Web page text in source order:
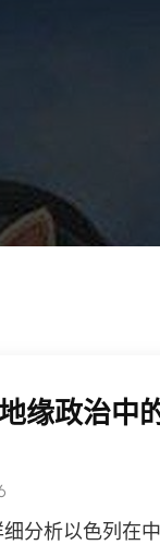
缘政治中
分析以色列在